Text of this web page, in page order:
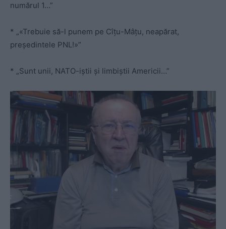
numărul 1…”
* „«Trebuie să-l punem pe Cîțu-Mâțu, neapărat,
președintele PNL!»”
* „Sunt unii, NATO-iștii și limbiștii Americii…”